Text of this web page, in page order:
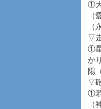
①
（
▽
①
か
陽
▽
①